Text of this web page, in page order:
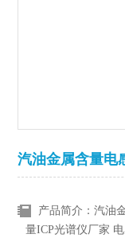
汽油金属含量电
产品简介：汽油
量ICP光谱仪厂家